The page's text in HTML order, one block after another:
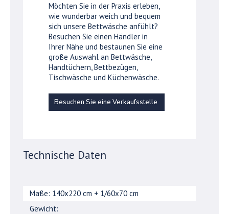
Möchten Sie in der Praxis erleben,
wie wunderbar weich und bequem
sich unsere Bettwäsche anfühlt?
Besuchen Sie einen Händler in
Ihrer Nähe und bestaunen Sie eine
große Auswahl an Bettwäsche,
Handtüchern, Bettbezügen,
Tischwäsche und Küchenwäsche.
Besuchen Sie eine Verkaufsstelle
Technische Daten
Maße: 140x220 cm + 1/60x70 cm
Gewicht: